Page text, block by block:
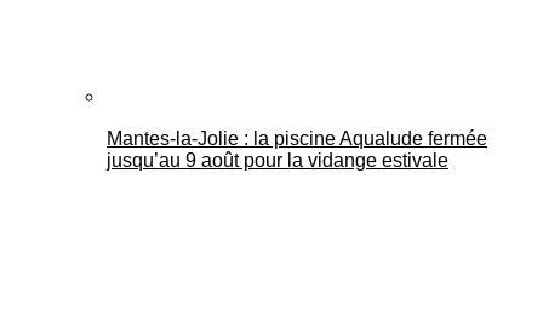
Mantes-la-Jolie : la piscine Aqualude fermée
jusqu’au 9 août pour la vidange estivale